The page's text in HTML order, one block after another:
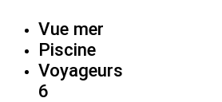
Vue mer
Piscine
Voyageurs
6